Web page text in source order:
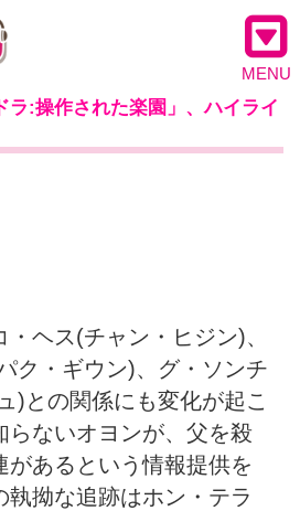
MENU
ラ:操作された楽園」、ハイライ
ヘス(チャン・ヒジン)、
ク・ギウン)、グ・ソンチ
)との関係にも変化が起こ
らないオヨンが、父を殺
があるという情報提供を
執拗な追跡はホン・テラ